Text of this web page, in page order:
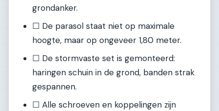
grondanker.
☐ De parasol staat niet op maximale
hoogte, maar op ongeveer 1,80 meter.
☐ De stormvaste set is gemonteerd:
haringen schuin in de grond, banden strak
gespannen.
☐ Alle schroeven en koppelingen zijn